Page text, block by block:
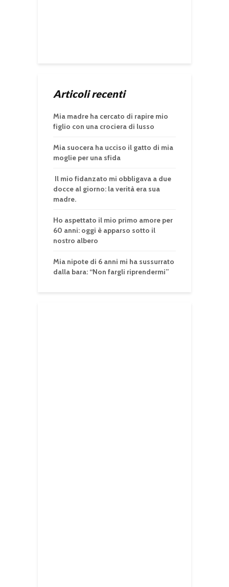
Articoli recenti
Mia madre ha cercato di rapire mio
figlio con una crociera di lusso
Mia suocera ha ucciso il gatto di mia
moglie per una sfida
Il mio fidanzato mi obbligava a due
docce al giorno: la verità era sua
madre.
Ho aspettato il mio primo amore per
60 anni: oggi è apparso sotto il
nostro albero
Mia nipote di 6 anni mi ha sussurrato
dalla bara: “Non fargli riprendermi”